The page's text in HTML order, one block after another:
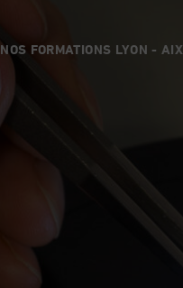
NOS FORMATIONS LYON - AIX